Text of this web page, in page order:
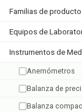
Familias de
Equipos de
Instrumentos de
Anemómetros
Balanza de
Balanza